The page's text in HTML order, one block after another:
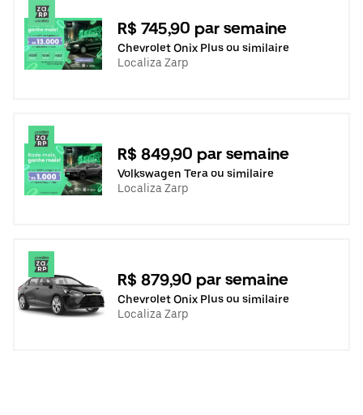
R$ 745,90 par semaine
Chevrolet Onix Plus ou similaire
Localiza Zarp
R$ 849,90 par semaine
Volkswagen Tera ou similaire
Localiza Zarp
R$ 879,90 par semaine
Chevrolet Onix Plus ou similaire
Localiza Zarp